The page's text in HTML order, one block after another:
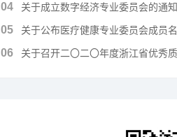
04 关于成立数字经济专业委员会的通知
05
06